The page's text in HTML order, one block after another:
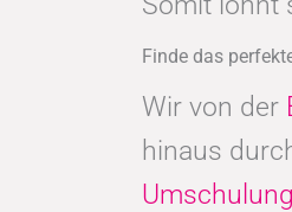
Finde das
Wir von der
hinaus
Umschulung